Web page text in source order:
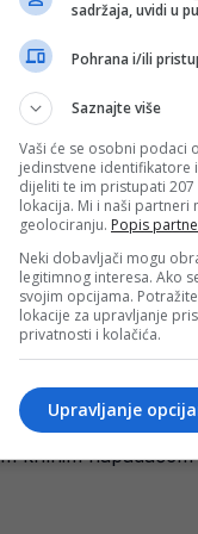
evo gdje gledati
od svog
ali ne u Barcelonu
oko
brutalnih 138 mil.
krilnim
sadržaja, uvidi u
Pohrana i/ili
Saznajte više
Vaši će se osobni podaci
jedinstvene identifikatore
dijeliti te im pristupati
lokacija. Mi i naši
geolociranju. Popis
Neki dobavljači mogu
legitimnog interesa. Ako
svojim opcijama.
lokacije za upravljanje
privatnosti i kolačića.
Upravljanje